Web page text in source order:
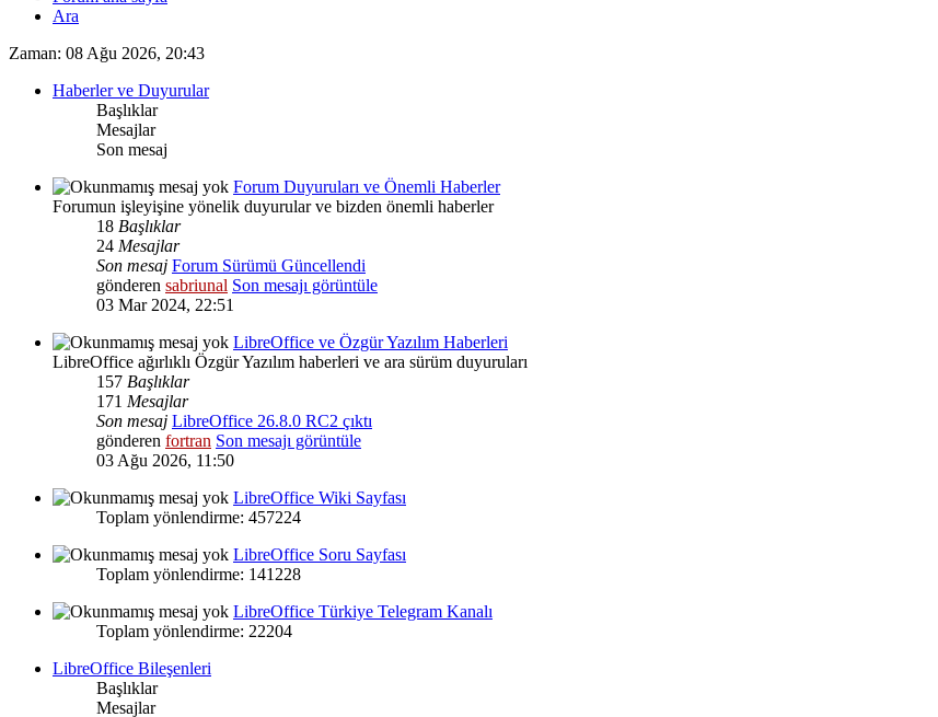
Ara
Zaman: 08 Ağu 2026, 20:43
Haberler ve Duyurular
Başlıklar
Mesajlar
Son mesaj
Forum Duyuruları ve Önemli Haberler
Forumun işleyişine yönelik duyurular ve bizden önemli haberler
18 Başlıklar
24 Mesajlar
Son mesaj Forum Sürümü Güncellendi
gönderen sabriunal Son mesajı görüntüle
03 Mar 2024, 22:51
LibreOffice ve Özgür Yazılım Haberleri
LibreOffice ağırlıklı Özgür Yazılım haberleri ve ara sürüm duyuruları
157 Başlıklar
171 Mesajlar
Son mesaj LibreOffice 26.8.0 RC2 çıktı
gönderen fortran Son mesajı görüntüle
03 Ağu 2026, 11:50
LibreOffice Wiki Sayfası
Toplam yönlendirme: 457224
LibreOffice Soru Sayfası
Toplam yönlendirme: 141228
LibreOffice Türkiye Telegram Kanalı
Toplam yönlendirme: 22204
LibreOffice Bileşenleri
Başlıklar
Mesajlar